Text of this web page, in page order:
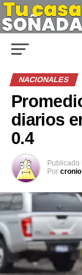
NACIONALES
diarios
0.4
Publicado
Por cronio